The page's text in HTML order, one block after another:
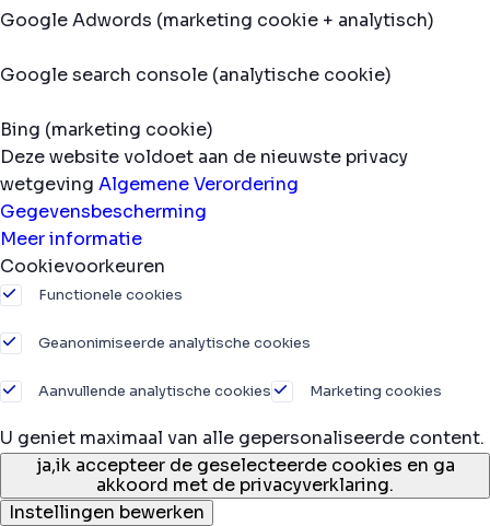
Google Adwords (marketing cookie + analytisch)
Google search console (analytische cookie)
Bing (marketing cookie)
Deze website voldoet aan de nieuwste privacy
wetgeving Algemene Verordering
Gegevensbescherming
Meer informatie
Cookievoorkeuren
Functionele cookies
Geanonimiseerde analytische cookies
Aanvullende analytische cookies Marketing cookies
U geniet maximaal van alle gepersonaliseerde content.
ja,ik accepteer de geselecteerde cookies en ga
akkoord met de privacyverklaring.
Instellingen bewerken